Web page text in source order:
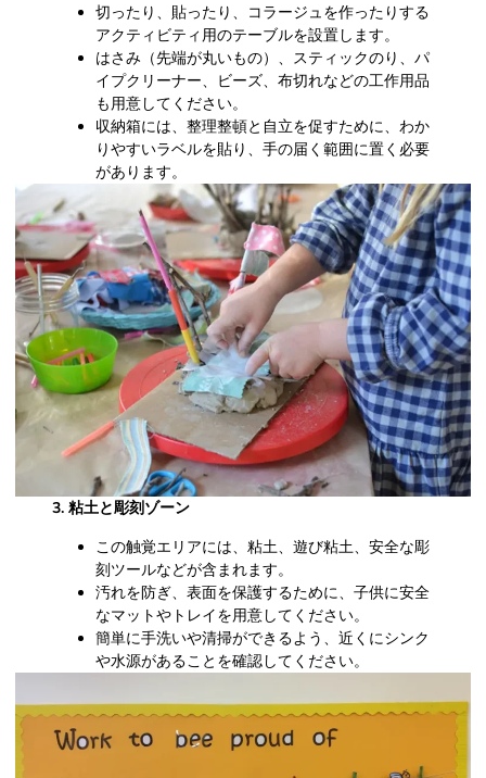
切ったり、貼ったり、コラージュを作ったりする
アクティビティ用のテーブルを設置します。
はさみ（先端が丸いもの）、スティックのり、パ
イプクリーナー、ビーズ、布切れなどの工作用品
も用意してください。
収納箱には、整理整頓と自立を促すために、わか
りやすいラベルを貼り、手の届く範囲に置く必要
があります。
3. 粘土と彫刻ゾーン
この触覚エリアには、粘土、遊び粘土、安全な彫
刻ツールなどが含まれます。
汚れを防ぎ、表面を保護するために、子供に安全
なマットやトレイを用意してください。
簡単に手洗いや清掃ができるよう、近くにシンク
や水源があることを確認してください。